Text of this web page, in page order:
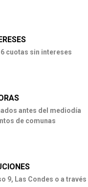
6 cuotas sin intereses
antes del mediodía
de comunas
9, Las Condes o a través